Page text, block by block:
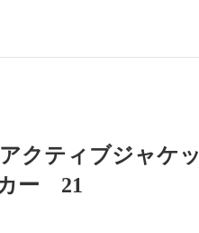
クティブジャケッ
ー 21